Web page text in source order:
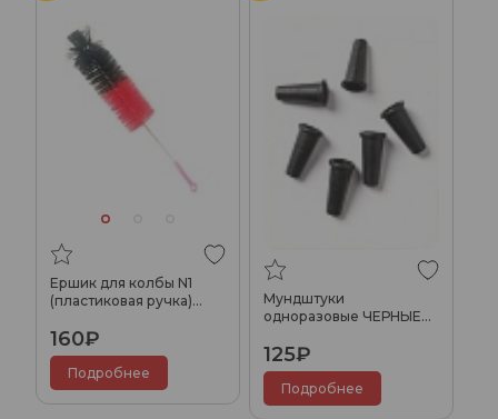
Ершик для колбы N1
(пластиковая ручка)
ассортименте (45см)
160₽
Подробнее
Мундштуки
одноразовые ЧЕРНЫЕ
125₽
Подробнее